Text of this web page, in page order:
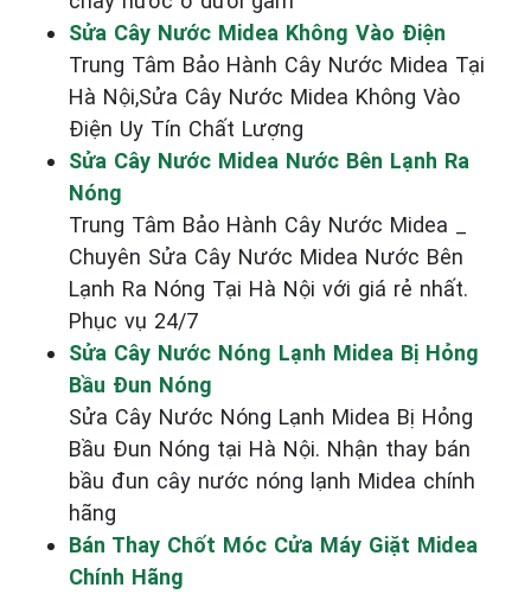
Sửa Cây Nước Midea Không Vào Điện
Trung Tâm Bảo Hành Cây Nước Midea Tại
Hà Nội,Sửa Cây Nước Midea Không Vào
Điện Uy Tín Chất Lượng
Sửa Cây Nước Midea Nước Bên Lạnh Ra
Nóng
Trung Tâm Bảo Hành Cây Nước Midea _
Chuyên Sửa Cây Nước Midea Nước Bên
Lạnh Ra Nóng Tại Hà Nội với giá rẻ nhất.
Phục vụ 24/7
Sửa Cây Nước Nóng Lạnh Midea Bị Hỏng
Bầu Đun Nóng
Sửa Cây Nước Nóng Lạnh Midea Bị Hỏng
Bầu Đun Nóng tại Hà Nội. Nhận thay bán
bầu đun cây nước nóng lạnh Midea chính
hãng
Bán Thay Chốt Móc Cửa Máy Giặt Midea
Chính Hãng